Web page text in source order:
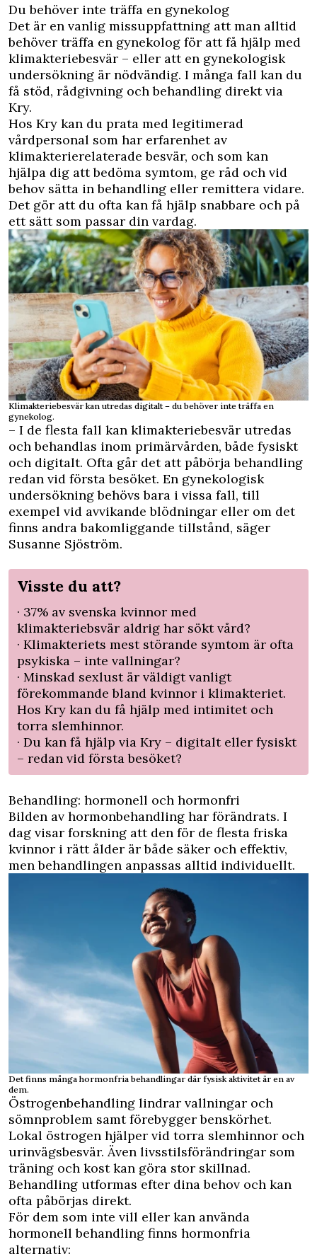
Du behöver inte träffa en gynekolog
Det är en vanlig missuppfattning att man alltid
behöver träffa en gynekolog för att få hjälp med
klimakteriebesvär – eller att en gynekologisk
undersökning är nödvändig. I många fall kan du
få stöd, rådgivning och behandling direkt via
Kry.
Hos Kry kan du prata med legitimerad
vårdpersonal som har erfarenhet av
klimakterierelaterade besvär, och som kan
hjälpa dig att bedöma symtom, ge råd och vid
behov sätta in behandling eller remittera vidare.
Det gör att du ofta kan få hjälp snabbare och på
ett sätt som passar din vardag.
Klimakteriebesvär kan utredas digitalt – du behöver inte träffa en
gynekolog.
– I de flesta fall kan klimakteriebesvär utredas
och behandlas inom primärvården, både fysiskt
och digitalt. Ofta går det att påbörja behandling
redan vid första besöket. En gynekologisk
undersökning behövs bara i vissa fall, till
exempel vid avvikande blödningar eller om det
finns andra bakomliggande tillstånd, säger
Susanne Sjöström.
Visste du att?
· 37% av svenska kvinnor med
klimakteriebsvär aldrig har sökt vård?
· Klimakteriets mest störande symtom är ofta
psykiska – inte vallningar?
· Minskad sexlust är väldigt vanligt
förekommande bland kvinnor i klimakteriet.
Hos Kry kan du få hjälp med intimitet och
torra slemhinnor.
· Du kan få hjälp via Kry – digitalt eller fysiskt
– redan vid första besöket?
Behandling: hormonell och hormonfri
Bilden av hormonbehandling har förändrats. I
dag visar forskning att den för de flesta friska
kvinnor i rätt ålder är både säker och effektiv,
men behandlingen anpassas alltid individuellt.
Det finns många hormonfria behandlingar där fysisk aktivitet är en av
dem.
Östrogenbehandling lindrar vallningar och
sömnproblem samt förebygger benskörhet.
Lokal östrogen hjälper vid torra slemhinnor och
urinvägsbesvär. Även livsstilsförändringar som
träning och kost kan göra stor skillnad.
Behandling utformas efter dina behov och kan
ofta påbörjas direkt.
För dem som inte vill eller kan använda
hormonell behandling finns hormonfria
alternativ: